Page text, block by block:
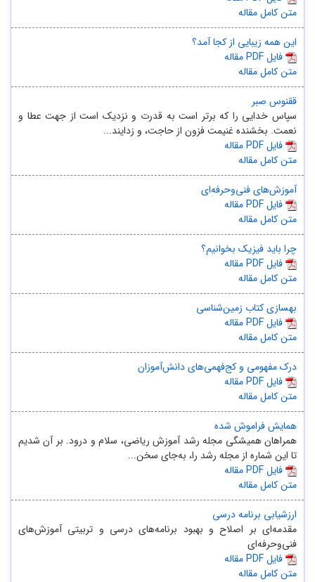
متن کامل مقاله
این همه زیبایی از کجا آمد؟
مقاله PDF فایل
متن کامل مقاله
ققنوس صبر
سپاس خدایی را که برتر است به قدرت و نزدیک است از جهت عطا و
نعمت. بخشنده غنیمت فزون از حاجت، و زدایند...
مقاله PDF فایل
متن کامل مقاله
آموزش‌های فنی‌وحرفه‌ای
مقاله PDF فایل
متن کامل مقاله
چرا باید فیزیک بخوانیم؟
مقاله PDF فایل
متن کامل مقاله
بهسازی کتاب زمین‌شناسی
مقاله PDF فایل
متن کامل مقاله
درک مفهومی و کج‌فهمی‌های دانش‌آموزان
مقاله PDF فایل
متن کامل مقاله
همایش فراموش‌ شده
همراهان همیشگی مجله رشد آموزش ریاضی، سلام و درود. بر آن شدیم
تا این شماره از مجله رشد را، به‌جای سخن...
مقاله PDF فایل
متن کامل مقاله
ارزشیابی برنامه درسی
مقدمه‌ای بر اصلاح و بهبود برنامه‌های درسی و تربیتی آموزش‌های
فنی‌وحرفه‌ای
مقاله PDF فایل
متن کامل مقاله